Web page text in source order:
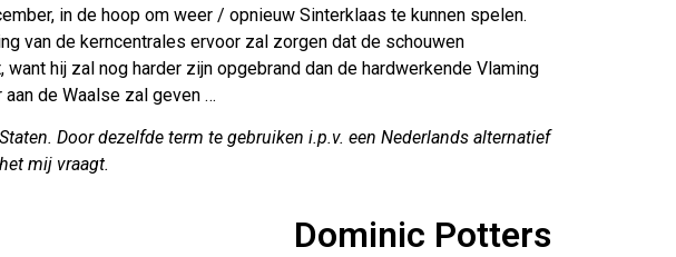
in de hoop om weer / opnieuw Sinterklaas te kunnen spelen.
van de kerncentrales ervoor zal zorgen dat de schouwen
hij zal nog harder zijn opgebrand dan de hardwerkende Vlaming
aan de Waalse zal geven …
Door dezelfde term te gebruiken i.p.v. een Nederlands alternatief
mij vraagt.
Dominic Potters